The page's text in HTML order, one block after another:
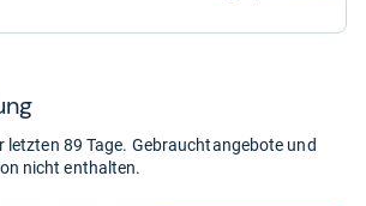
letzten 89 Tage. Gebrauchtangebote und
nicht enthalten.